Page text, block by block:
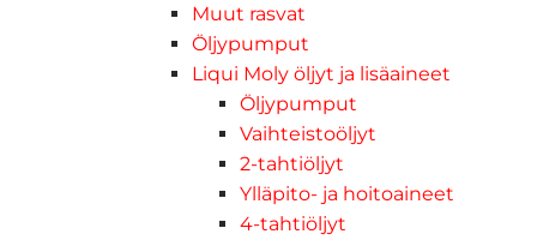
Muut rasvat
Öljypumput
Liqui Moly öljyt ja lisäaineet
Öljypumput
Vaihteistoöljyt
2-tahtiöljyt
Ylläpito- ja hoitoaineet
4-tahtiöljyt